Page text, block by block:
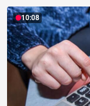
10:08